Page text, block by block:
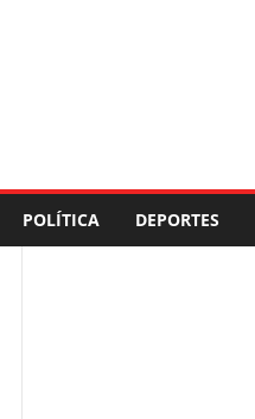
POLÍTICA DEPORTES